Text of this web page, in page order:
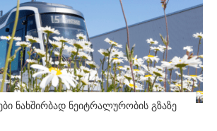
ნახშირბად ნეიტრალურობის გზაზე